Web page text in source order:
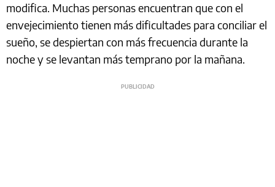
modifica. Muchas personas encuentran que con el
envejecimiento tienen más dificultades para conciliar el
sueño, se despiertan con más frecuencia durante la
noche y se levantan más temprano por la mañana.